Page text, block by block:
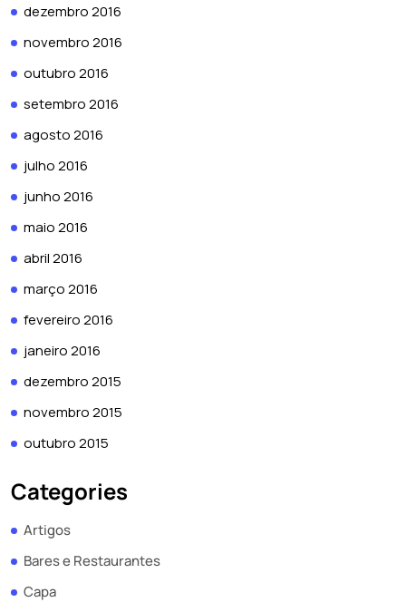
dezembro 2016
novembro 2016
outubro 2016
setembro 2016
agosto 2016
julho 2016
junho 2016
maio 2016
abril 2016
março 2016
fevereiro 2016
janeiro 2016
dezembro 2015
novembro 2015
outubro 2015
Categories
Artigos
Bares e Restaurantes
Capa